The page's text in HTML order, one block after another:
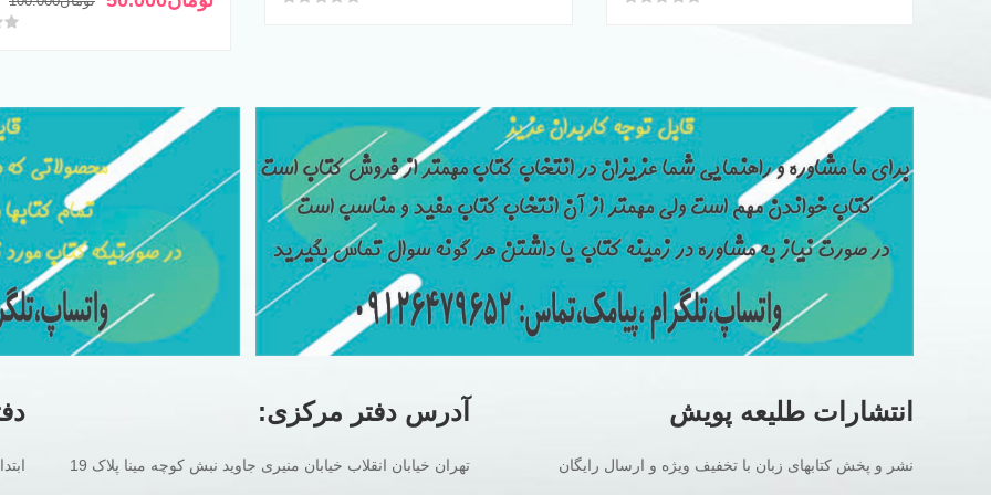
انتشارات طلیعه پویش
نشر و پخش کتابهای زبان با تخفیف ویژه و ارسال رایگان
آدرس دفتر مرکزی:
تهران خیابان انقلاب خیابان منیری جاوید نبش کوچه مینا پلاک 19